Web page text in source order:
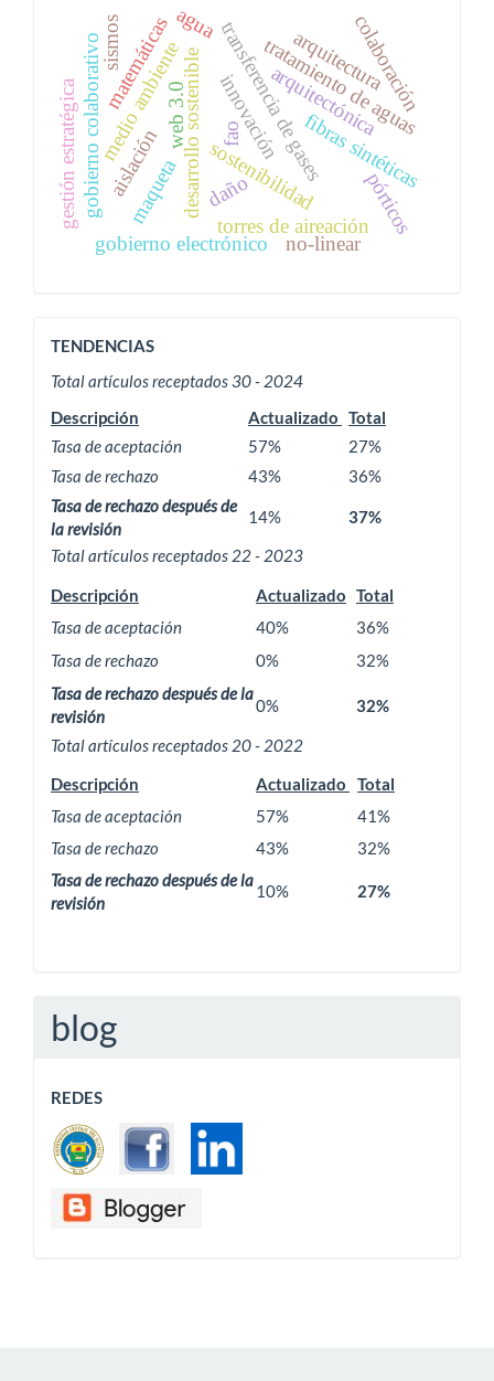
desarrollo sostenible
medio ambiente
sostenibilidad
transferencia de gases
torres de aireación
tratamiento de aguas
fibras sintéticas
gobierno electrónico
innovación
colaboración
web 3.0
gobierno colaborativo
gestión estratégica maqueta
arquitectónica
matemáticas arquitectura
aislación
pórticos
sismos
no-linear
daño
fao
agua
ACTIVIDAD
EDITORIAL
TENDENCIAS
Total artículos receptados 30 - 2024
Descripción
Actualizado Total
Tasa de aceptación
57%
27%
Tasa de rechazo
43%
36%
Tasa de rechazo después de
la revisión
14%
37%
Total artículos receptados 22 - 2023
Descripción
Actualizado Total
Tasa de aceptación
40%
36%
Tasa de rechazo
0%
32%
Tasa de rechazo después de la
revisión
0%
32%
Total artículos receptados 20 - 2022
Descripción
Actualizado
Total
Tasa de aceptación
57%
41%
Tasa de rechazo
43%
32%
Tasa de rechazo después de la
revisión
10% 27%
blog
REDES